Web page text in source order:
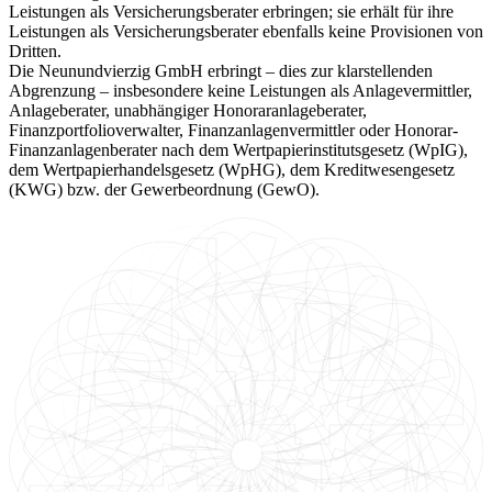
Leistungen als Versicherungsberater erbringen; sie erhält für ihre
Leistungen als Versicherungsberater ebenfalls keine Provisionen von
Dritten.
Die Neunundvierzig GmbH erbringt – dies zur klarstellenden
Abgrenzung – insbesondere keine Leistungen als Anlagevermittler,
Anlageberater, unabhängiger Honoraranlageberater,
Finanzportfolioverwalter, Finanzanlagenvermittler oder Honorar-
Finanzanlagenberater nach dem Wertpapierinstitutsgesetz (WpIG),
dem Wertpapierhandelsgesetz (WpHG), dem Kreditwesengesetz
(KWG) bzw. der Gewerbeordnung (GewO).